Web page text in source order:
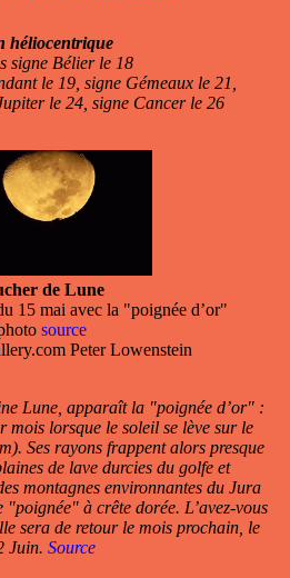
héliocentrique
signe Bélier le 18
le 19, signe Gémeaux le 21,
le 24, signe Cancer le 26
de Lune
15 mai avec la "poignée d’or"
source
Peter Lowenstein
Lune, apparaît la "poignée d’or" :
mois lorsque le soleil se lève sur le
Ses rayons frappent alors presque
de lave durcies du golfe et
montagnes environnantes du Jura
à crête dorée. L’avez-vous
sera de retour le mois prochain, le
Juin. Source